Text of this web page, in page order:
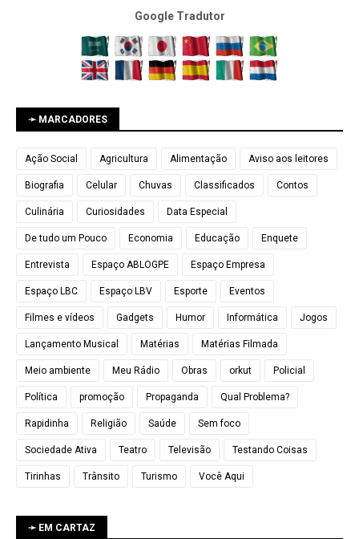
Google Tradutor
➛ MARCADORES
Ação Social Agricultura Alimentação Aviso aos leitores
Biografia Celular Chuvas Classificados Contos
Culinária Curiosidades Data Especial
De tudo um Pouco Economia Educação Enquete
Entrevista Espaço ABLOGPE Espaço Empresa
Espaço LBC Espaço LBV Esporte Eventos
Filmes e vídeos Gadgets Humor Informática Jogos
Lançamento Musical Matérias Matérias Filmada
Meio ambiente Meu Rádio Obras orkut Policial
Política promoção Propaganda Qual Problema?
Rapidinha Religião Saúde Sem foco
Sociedade Ativa Teatro Televisão Testando Coisas
Tirinhas Trânsito Turismo Você Aqui
➛ EM CARTAZ